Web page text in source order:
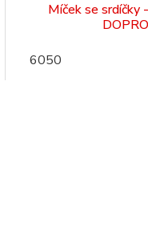
Míček se srdíčky
6050